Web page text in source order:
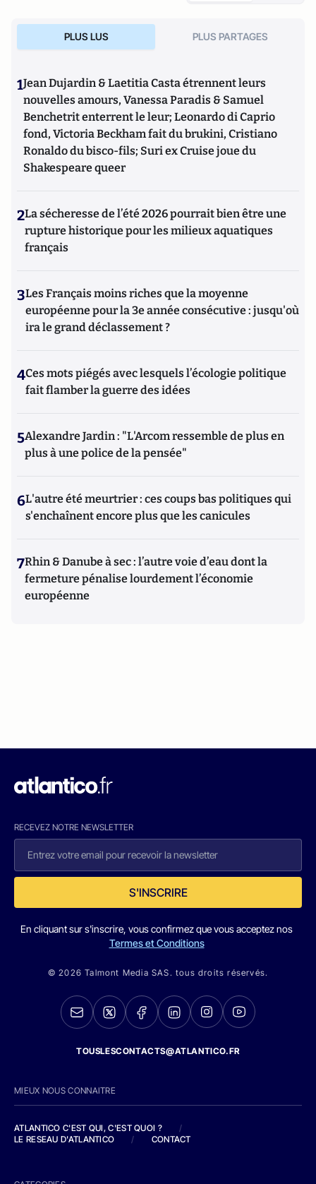
PLUS LUS PLUS PARTAGES
1Jean Dujardin & Laetitia Casta étrennent leurs
nouvelles amours, Vanessa Paradis & Samuel
Benchetrit enterrent le leur; Leonardo di Caprio
fond, Victoria Beckham fait du brukini, Cristiano
Ronaldo du bisco-fils; Suri ex Cruise joue du
Shakespeare queer
2La sécheresse de l’été 2026 pourrait bien être une
rupture historique pour les milieux aquatiques
français
3Les Français moins riches que la moyenne
européenne pour la 3e année consécutive : jusqu'où
ira le grand déclassement ?
4Ces mots piégés avec lesquels l’écologie politique
fait flamber la guerre des idées
5Alexandre Jardin : "L'Arcom ressemble de plus en
plus à une police de la pensée"
6L'autre été meurtrier : ces coups bas politiques qui
s'enchaînent encore plus que les canicules
7Rhin & Danube à sec : l’autre voie d’eau dont la
fermeture pénalise lourdement l’économie
européenne
RECEVEZ NOTRE NEWSLETTER
S'INSCRIRE
En cliquant sur s'inscrire, vous confirmez que vous acceptez nos
Termes et Conditions
© 2026 Talmont Media SAS. tous droits réservés.
TOUSLESCONTACTS@ATLANTICO.FR
MIEUX NOUS CONNAITRE
ATLANTICO C'EST QUI, C'EST QUOI ?
/
LE RESEAU D'ATLANTICO
/ CONTACT